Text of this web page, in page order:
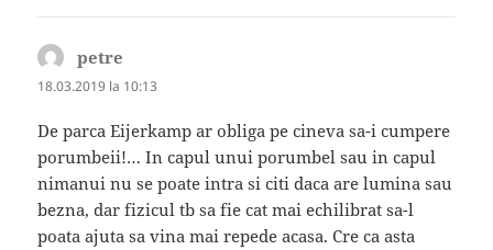
petre
18.03.2019 la 10:13
De parca Eijerkamp ar obliga pe cineva sa-i cumpere
porumbeii!… In capul unui porumbel sau in capul
nimanui nu se poate intra si citi daca are lumina sau
bezna, dar fizicul tb sa fie cat mai echilibrat sa-l
poata ajuta sa vina mai repede acasa. Cre ca asta